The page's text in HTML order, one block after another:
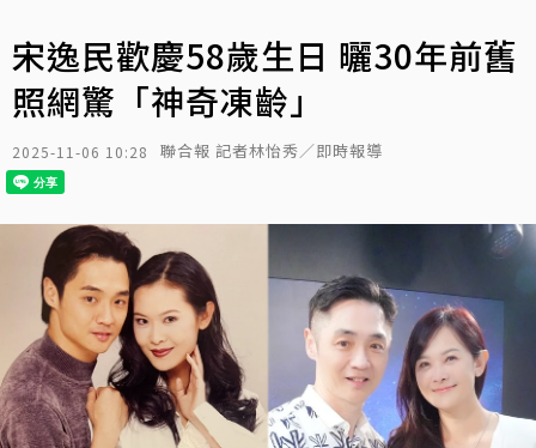
宋逸民歡慶58歲生日 曬30年前舊
照網驚「神奇凍齡」
2025-11-06 10:28 聯合報 記者林怡秀／即時報導